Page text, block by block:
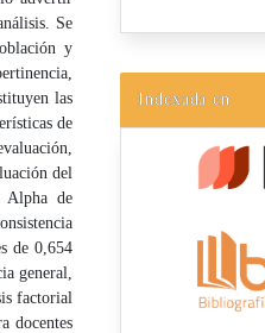
Se
y
las
de
del
Alpha de
de 0,654
general,
factorial
docentes
Indexada en